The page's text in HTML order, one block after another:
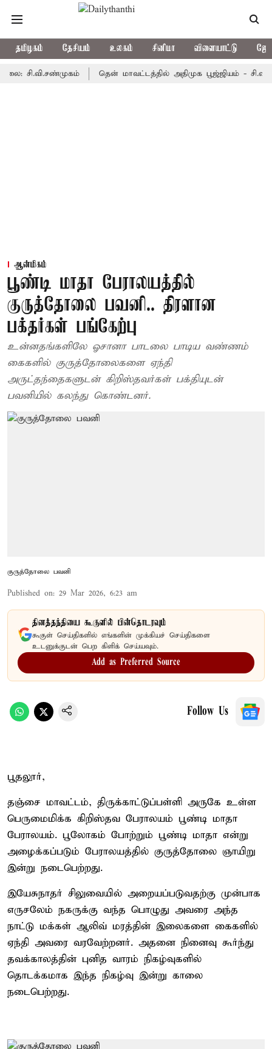
தமிழகம் தேசியம் உலகம் சினிமா விளையாட்டு
தென் மாவட்டத்தில் அதிமுக பூஜ்ஜியம் -
ஆன்மிகம்
பூண்டி மாதா பேராலயத்தில்
குருத்தோலை பவனி.. திரளான
பக்தர்கள் பங்கேற்பு
உன்னதங்களிலே ஓசானா பாடலை பாடிய வண்ணம்
கைகளில் குருத்தோலைகளை ஏந்தி
அருட்தந்தைகளுடன் கிறிஸ்தவர்கள் பக்தியுடன்
பவனியில் கலந்து கொண்டனர்.
குருத்தோலை பவனி
Published on: 29 Mar 2026, 6:23 am
தினத்தந்தியை கூகுளில் பின்தொடரவும்
கூகுள் செய்திகளில் எங்களின் முக்கியச் செய்திகளை
உடனுக்குடன் பெற கிளிக் செய்யவும்.
Add as Preferred Source
Follow Us
பூதலூர்,
தஞ்சை மாவட்டம், திருக்காட்டுப்பள்ளி அருகே உள்ள
பெருமைமிக்க கிறிஸ்தவ பேராலயம் பூண்டி மாதா
பேராலயம். பூலோகம் போற்றும் பூண்டி மாதா என்று
அழைக்கப்படும் பேராலயத்தில் குருத்தோலை ஞாயிறு
இன்று நடைபெற்றது.
இயேசுநாதர் சிலுவையில் அறையப்படுவதற்கு முன்பாக
எருசலேம் நகருக்கு வந்த பொழுது அவரை அந்த
நாட்டு மக்கள் ஆலிவ் மரத்தின் இலைகளை கைகளில்
ஏந்தி அவரை வரவேற்றனர். அதனை நினைவு கூர்ந்து
தவக்காலத்தின் புனித வாரம் நிகழ்வுகளில்
தொடக்கமாக இந்த நிகழ்வு இன்று காலை
நடைபெற்றது.